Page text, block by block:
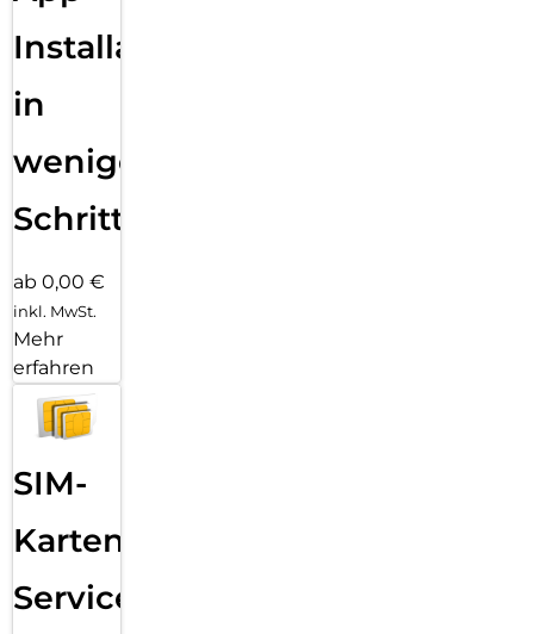
Installation
in
wenigen
Schritten
ab 0,00 €
inkl. MwSt.
Mehr
erfahren
SIM-
Karten
Service: